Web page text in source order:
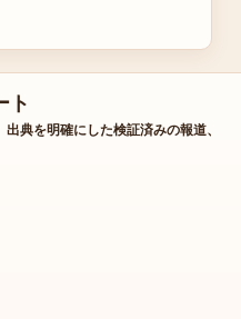
ト
典を明確にした検証済みの報道、